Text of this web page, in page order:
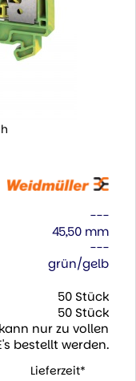
---
45,50 mm
---
grün/gelb
50 Stück
50 Stück
nur zu vollen
bestellt werden.
Lieferzeit*